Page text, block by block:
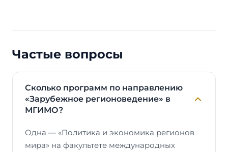
Частые вопросы
Сколько программ по направлению
«Зарубежное регионоведение» в
МГИМО?
Одна — «Политика и экономика регионов
мира» на факультете международных